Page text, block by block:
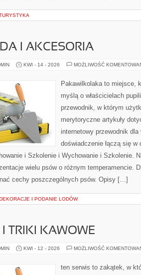
I AKCESORIA
KWI - 14 - 2026 MOŻLIWOŚĆ
Pakawilkolaka to miejsce,
myślą o właścicielach
przewodnik, w którym
merytoryczne artykuły
internetowy przewodnik
doświadczenie łączą się
i Szkolenie i Wychowanie i Szkolenie.
wielu psów o różnym temperamencie.
cechy poszczególnych psów. Opisy […]
I PODANIE LODÓW
I TRIKI KAWOWE
KWI - 12 - 2026 MOŻLIWOŚĆ
ten serwis to zakątek, w